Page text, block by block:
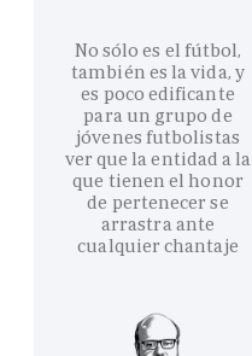
No sólo es el fútbol,
también es la vida, y
es poco edificante
para un grupo de
jóvenes futbolistas
ver que la entidad a la
que tienen el honor
de pertenecer se
arrastra ante
cualquier chantaje